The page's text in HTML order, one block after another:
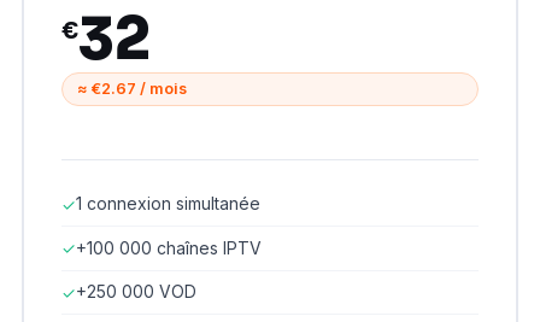
€32
≈ €2.67 / mois
✓1 connexion simultanée
✓+100 000 chaînes IPTV
✓+250 000 VOD